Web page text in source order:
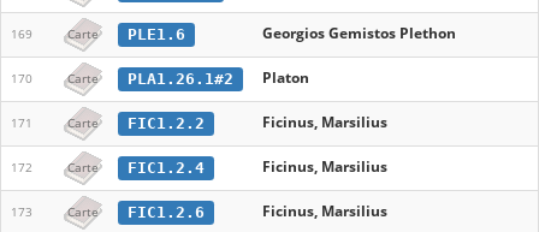
169 Carte PLE1.6 Georgios Gemistos Plethon
170 Carte PLA1.26.1#2 Platon
171 Carte FIC1.2.2 Ficinus, Marsilius
172 Carte FIC1.2.4 Ficinus, Marsilius
173 Carte FIC1.2.6 Ficinus, Marsilius